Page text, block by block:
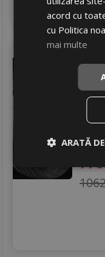
acord cu
cu Politica
mai multe
ARATĂ